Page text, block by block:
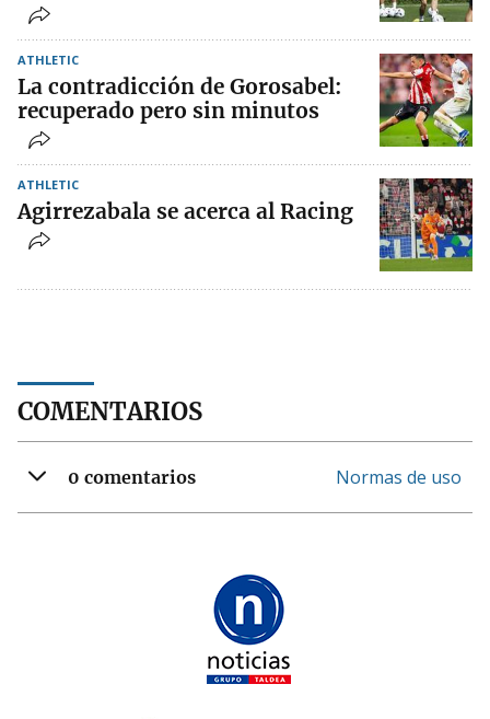
ATHLETIC
La contradicción de Gorosabel:
recuperado pero sin minutos
ATHLETIC
Agirrezabala se acerca al Racing
COMENTARIOS
0 comentarios Normas de uso